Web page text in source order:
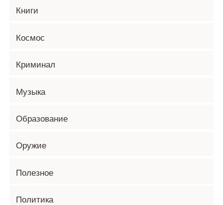
Книги
Космос
Криминал
Музыка
Образование
Оружие
Полезное
Политика